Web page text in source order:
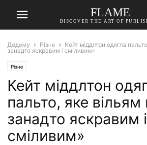
FLAME
DISCOVER THE ART OF
Додому Різне
Кейт міддлтон одягла
занадто яскравим і сміливим»
Різне
Кейт міддлтон
пальто, яке вільям
занадто яскравим і
сміливим»